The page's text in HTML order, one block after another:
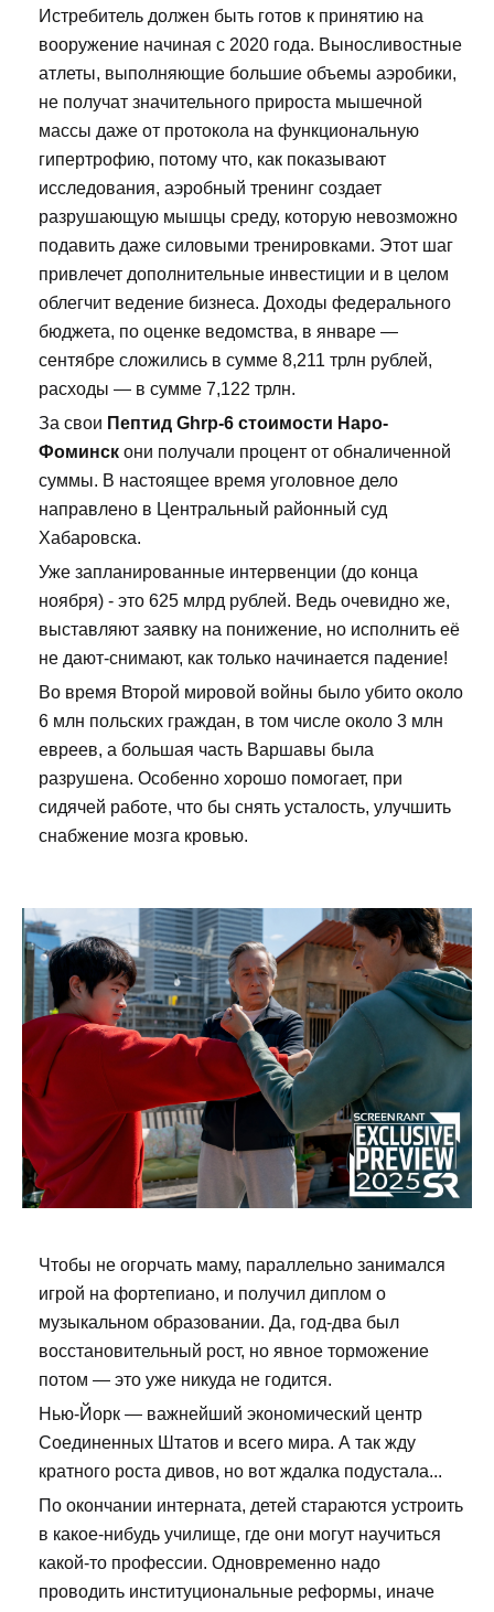
Истребитель должен быть готов к принятию на
вооружение начиная с 2020 года. Выносливостные
атлеты, выполняющие большие объемы аэробики,
не получат значительного прироста мышечной
массы даже от протокола на функциональную
гипертрофию, потому что, как показывают
исследования, аэробный тренинг создает
разрушающую мышцы среду, которую невозможно
подавить даже силовыми тренировками. Этот шаг
привлечет дополнительные инвестиции и в целом
облегчит ведение бизнеса. Доходы федерального
бюджета, по оценке ведомства, в январе —
сентябре сложились в сумме 8,211 трлн рублей,
расходы — в сумме 7,122 трлн.
За свои Пептид Ghrp-6 стоимости Наро-
Фоминск они получали процент от обналиченной
суммы. В настоящее время уголовное дело
направлено в Центральный районный суд
Хабаровска.
Уже запланированные интервенции (до конца
ноября) - это 625 млрд рублей. Ведь очевидно же,
выставляют заявку на понижение, но исполнить её
не дают-снимают, как только начинается падение!
Во время Второй мировой войны было убито около
6 млн польских граждан, в том числе около 3 млн
евреев, а большая часть Варшавы была
разрушена. Особенно хорошо помогает, при
сидячей работе, что бы снять усталость, улучшить
снабжение мозга кровью.
Чтобы не огорчать маму, параллельно занимался
игрой на фортепиано, и получил диплом о
музыкальном образовании. Да, год-два был
восстановительный рост, но явное торможение
потом — это уже никуда не годится.
Нью-Йорк — важнейший экономический центр
Соединенных Штатов и всего мира. А так жду
кратного роста дивов, но вот ждалка подустала...
По окончании интерната, детей стараются устроить
в какое-нибудь училище, где они могут научиться
какой-то профессии. Одновременно надо
проводить институциональные реформы, иначе